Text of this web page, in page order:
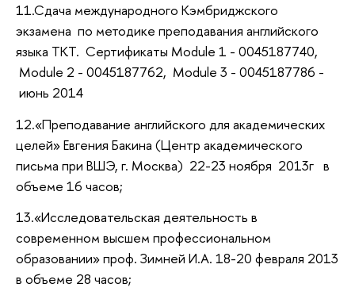
11.Сдача международного Кэмбриджского
экзамена по методике преподавания английского
языка TKT. Сертификаты Module 1 - 0045187740,
Module 2 - 0045187762, Module 3 - 0045187786 -
июнь 2014
12.«Преподавание английского для академических
целей» Евгения Бакина (Центр академического
письма при ВШЭ, г. Москва) 22-23 ноября 2013г в
объеме 16 часов;
13.«Исследовательская деятельность в
современном высшем профессиональном
образовании» проф. Зимней И.А. 18-20 февраля 2013
в объеме 28 часов;